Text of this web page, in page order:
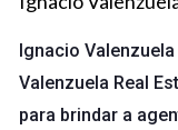
Estudio de caso
Ignacio
Valenzuela Real
para brindar a